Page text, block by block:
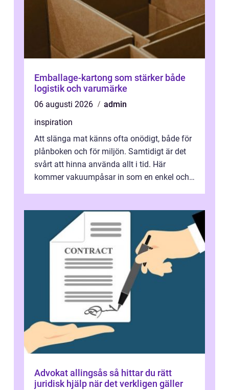
Emballage-kartong som stärker både
logistik och varumärke
06 augusti 2026
admin
inspiration
Att slänga mat känns ofta onödigt, både för
plånboken och för miljön. Samtidigt är det
svårt att hinna använda allt i tid. Här
kommer vakuumpåsar in som en enkel och
Advokat allingsås så hittar du rätt
juridisk hjälp när det verkligen gäller